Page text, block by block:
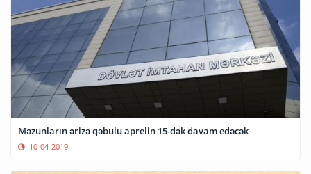
Məzunların ərizə qəbulu aprelin 15-dək davam edəcək
10-04-2019